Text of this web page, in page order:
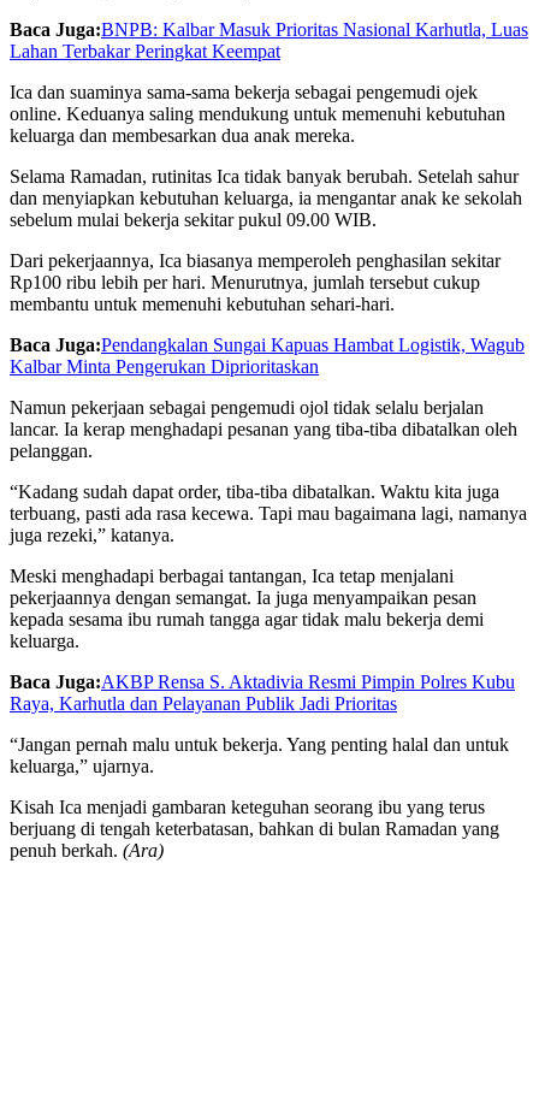
Baca Juga:BNPB: Kalbar Masuk Prioritas Nasional Karhutla, Luas
Lahan Terbakar Peringkat Keempat
Ica dan suaminya sama-sama bekerja sebagai pengemudi ojek
online. Keduanya saling mendukung untuk memenuhi kebutuhan
keluarga dan membesarkan dua anak mereka.
Selama Ramadan, rutinitas Ica tidak banyak berubah. Setelah sahur
dan menyiapkan kebutuhan keluarga, ia mengantar anak ke sekolah
sebelum mulai bekerja sekitar pukul 09.00 WIB.
Dari pekerjaannya, Ica biasanya memperoleh penghasilan sekitar
Rp100 ribu lebih per hari. Menurutnya, jumlah tersebut cukup
membantu untuk memenuhi kebutuhan sehari-hari.
Baca Juga:Pendangkalan Sungai Kapuas Hambat Logistik, Wagub
Kalbar Minta Pengerukan Diprioritaskan
Namun pekerjaan sebagai pengemudi ojol tidak selalu berjalan
lancar. Ia kerap menghadapi pesanan yang tiba-tiba dibatalkan oleh
pelanggan.
“Kadang sudah dapat order, tiba-tiba dibatalkan. Waktu kita juga
terbuang, pasti ada rasa kecewa. Tapi mau bagaimana lagi, namanya
juga rezeki,” katanya.
Meski menghadapi berbagai tantangan, Ica tetap menjalani
pekerjaannya dengan semangat. Ia juga menyampaikan pesan
kepada sesama ibu rumah tangga agar tidak malu bekerja demi
keluarga.
Baca Juga:AKBP Rensa S. Aktadivia Resmi Pimpin Polres Kubu
Raya, Karhutla dan Pelayanan Publik Jadi Prioritas
“Jangan pernah malu untuk bekerja. Yang penting halal dan untuk
keluarga,” ujarnya.
Kisah Ica menjadi gambaran keteguhan seorang ibu yang terus
berjuang di tengah keterbatasan, bahkan di bulan Ramadan yang
penuh berkah. (Ara)